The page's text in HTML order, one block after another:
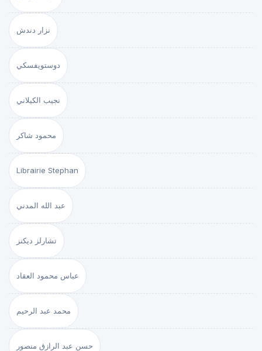
نزار دندش
دوستويفسكي
نجيب الكيلاني
محمود شاكر
Librairie Stephan
عبد الله المدني
تشارلز ديكنز
عباس محمود العقاد
محمد عبد الرحيم
حسن عبد الرازق منصور